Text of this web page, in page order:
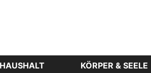
HAUSHALT KÖRPER & SEELE